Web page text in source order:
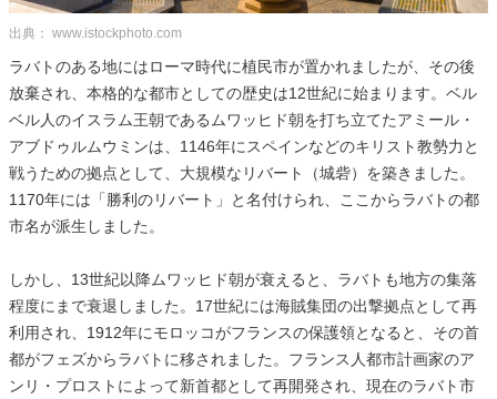
出典： www.istockphoto.com
ラバトのある地にはローマ時代に植民市が置かれましたが、その後
放棄され、本格的な都市としての歴史は12世紀に始まります。ベル
ベル人のイスラム王朝であるムワッヒド朝を打ち立てたアミール・
アブドゥルムウミンは、1146年にスペインなどのキリスト教勢力と
戦うための拠点として、大規模なリバート（城砦）を築きました。
1170年には「勝利のリバート」と名付けられ、ここからラバトの都
市名が派生しました。
しかし、13世紀以降ムワッヒド朝が衰えると、ラバトも地方の集落
程度にまで衰退しました。17世紀には海賊集団の出撃拠点として再
利用され、1912年にモロッコがフランスの保護領となると、その首
都がフェズからラバトに移されました。フランス人都市計画家のア
ンリ・プロストによって新首都として再開発され、現在のラバト市